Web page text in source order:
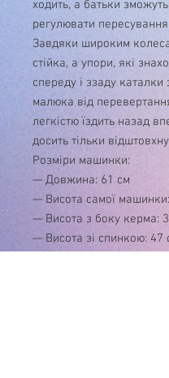
ходить, а батьки зможуть
регулювати
Завдяки широким
стійка, а упори, які
спереду і ззаду каталки
малюка від
легкістю їздить назад
досить тільки
Розміри машинки:
— Довжина: 61 см
— Висота самої
— Висота з боку керма:
— Висота зі спинкою: 47